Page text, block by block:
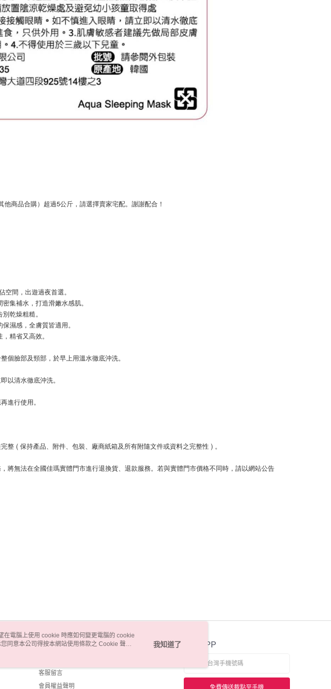
商品合購）超過5公斤，請選擇賣家宅配。謝謝配合！
間，出遊過夜首選。
集補水，打造滑嫩水感肌。
乾燥粗糙。
濕感，全膚質皆適用。
精省又高效。
個臉部及頸部，於早上用溫水徹底沖洗。
以清水徹底沖洗。
進行使用。
整 ( 保持產品、附件、包裝、廠商紙箱及所有附隨文件或資料之完整性 ) 。
將無法在全國佳瑪實體門市進行退換貨、退款服務。若與實體門市價格不同時，請以網站公告
客服資訊
客服留言
會員權益聲明
官方APP
免費傳送載點至手機
電腦上使用 cookie 時應如何變更電腦的 cookie
同意本公司得按本網站使用條款之 Cookie 聲明
我知道了